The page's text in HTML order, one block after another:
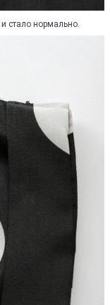
стало нормально.